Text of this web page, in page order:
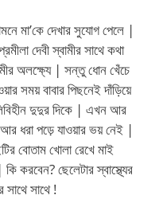
মা’কে দেখার সুযোগ পেলে |
দেবী স্বামীর সাথে কথা
অলক্ষ্যে | সন্তু ধোন খেঁচে
সময় বাবার পিছনেই দাঁড়িয়ে
দুদুর দিকে | এখন আর
আর ধরা পড়ে যাওয়ার ভয় নেই |
বোতাম খোলা রেখে মাই
করবেন? ছেলেটার স্বাস্থ্যের
সাথে সাথে !